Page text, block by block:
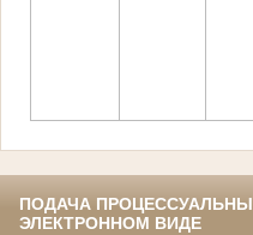
ПОДАЧА
ЭЛЕКТРОННОМ ВИДЕ